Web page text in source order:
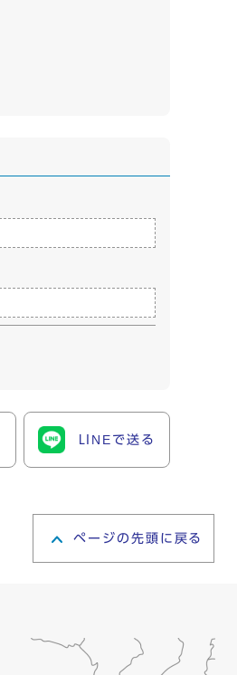
LINEで送る
ページの先頭に戻る